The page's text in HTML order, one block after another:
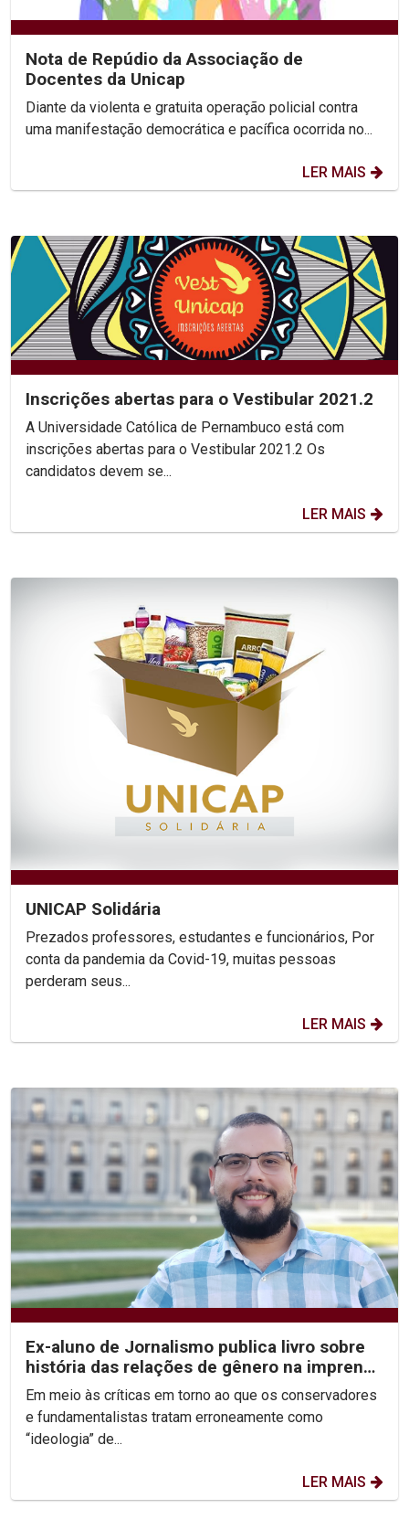
Nota de Repúdio da Associação de
Docentes da Unicap
Diante da violenta e gratuita operação policial contra
uma manifestação democrática e pacífica ocorrida no...
LER MAIS
Inscrições abertas para o Vestibular 2021.2
A Universidade Católica de Pernambuco está com
inscrições abertas para o Vestibular 2021.2 Os
candidatos devem se...
LER MAIS
UNICAP Solidária
Prezados professores, estudantes e funcionários, Por
conta da pandemia da Covid-19, muitas pessoas
perderam seus...
LER MAIS
Ex-aluno de Jornalismo publica livro sobre
história das relações de gênero na imprensa
recifense
Em meio às críticas em torno ao que os conservadores
e fundamentalistas tratam erroneamente como
“ideologia” de...
LER MAIS